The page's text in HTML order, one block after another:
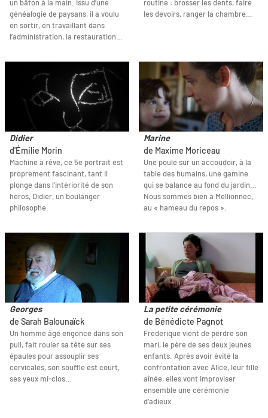
un bâton à la main. Issu d’une
généalogie de paysans, il a voulu
en sortir, en travaillant dans
l’administration, la restauration…
routine : brosser les dents, faire
les devoirs, ranger la chambre…
Didier
d'Émilie Morin
Machine à rêve, ce 5e portrait est
proprement fascinant, tant il
plonge dans l’intériorité de son
héros, Didier, un boulanger
philosophe.
Marine
de Maxime Moriceau
Une poule sur un accoudoir, à la
table des humains, une gamine
qui se balance au fond du jardin…
Nous sommes bien à Mellionnec,
au « hameau du repos ».
Georges
de Sarah Balounaïck
Un homme âgé engoncé dans son
pull, fait rouler sa tête sur ses
épaules pour assouplir ses
cervicales, son souffle est court,
ses yeux mi-clos…
La petite cérémonie
de Bénédicte Pagnot
Frédérique vient de perdre son
mari, le père de ses deux jeunes
enfants. Après avoir évité la
confrontation avec Alice, leur fille
aînée, elles vont improviser
ensemble une cérémonie
d’adieux.